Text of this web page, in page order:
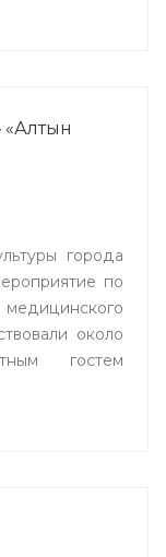
города
по
около
гостем